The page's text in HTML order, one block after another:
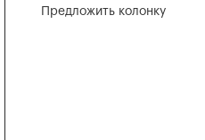
Предложить колонку